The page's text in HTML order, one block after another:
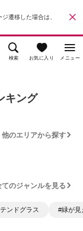
遷移した場合は、
検索 お気に入り メニュー
キング
他のエリアから探す
てのジャンルを見る
ンドグラス #緑が見